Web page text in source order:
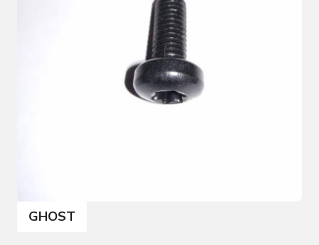
GHOST